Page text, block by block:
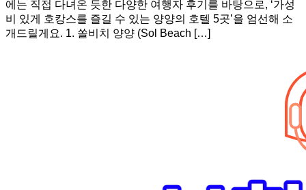
에는 직접 다녀온 듯한 다양한 여행자 후기를 바탕으로, ‘가성
비 있게 호캉스를 즐길 수 있는 양양의 호텔 5곳’을 엄선해 소
개드릴게요. 1. 쏠비치 양양 (Sol Beach […]